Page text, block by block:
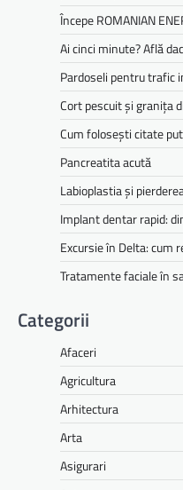
Începe ROMANIAN
Ai cinci minute? Află
Pardoseli pentru trafic
Cort pescuit și granița
Cum folosești citate
Pancreatita acută
Labioplastia și
Implant dentar rapid:
Excursie în Delta: cum
Tratamente faciale în
Categorii
Afaceri
Agricultura
Arhitectura
Arta
Asigurari